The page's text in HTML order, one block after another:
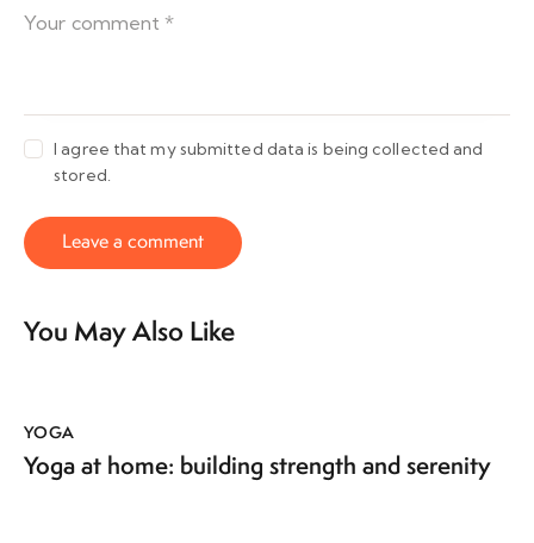
I agree that my submitted data is being collected and
stored.
You May Also Like
YOGA
Yoga at home: building strength and serenity